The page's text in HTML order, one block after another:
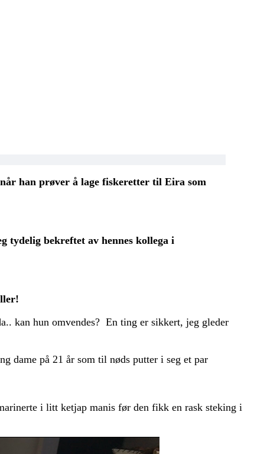
han prøver å lage fiskeretter til Eira som
tydelig bekreftet av hennes kollega i
kan hun omvendes? En ting er sikkert, jeg gleder
dame på 21 år som til nøds putter i seg et par
i litt ketjap manis før den fikk en rask steking i